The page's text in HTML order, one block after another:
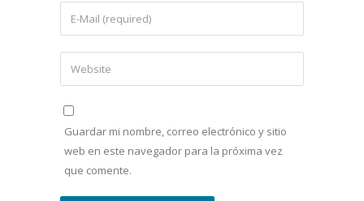
Guardar mi nombre, correo electrónico y sitio
web en este navegador para la próxima vez
que comente.